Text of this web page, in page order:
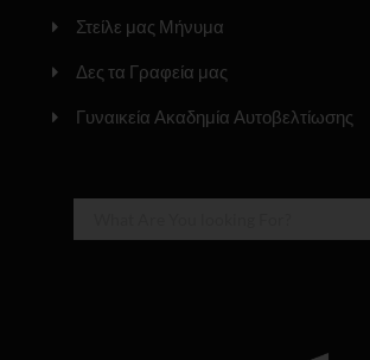
Στείλε μας Μήνυμα
Δες τα Γραφεία μας
Γυναικεία Ακαδημία Αυτοβελτίωσης